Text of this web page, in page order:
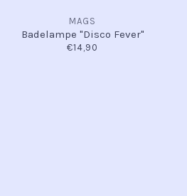
MAGS
Badelampe "Disco Fever"
€14,90